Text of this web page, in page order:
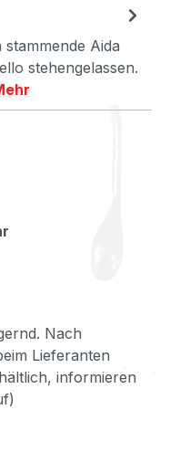
Aida
stehengelassen.
Nach
Lieferanten
informieren